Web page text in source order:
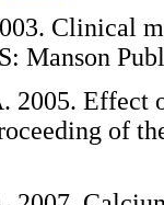
Clinical
Manson
2005.
of